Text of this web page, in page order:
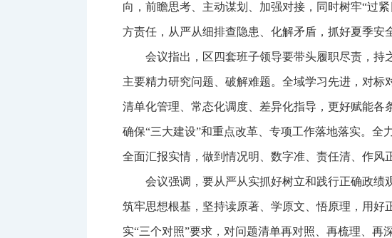
向，前瞻思考、主动谋划、加强对接，同时树牢“过
方责任，从严从细排查隐患、化解矛盾，抓好夏季安
会议指出，区四套班子领导要带头履职尽责，
主要精力研究问题、破解难题。全域学习先进，对
清单化管理、常态化调度、差异化指导，更好赋能各
确保“三大建设”和重点改革、专项工作落地落实。全
全面汇报实情，做到情况明、数字准、责任清、作风
会议强调，要从严从实抓好树立和践行正确政绩
筑牢思想根基，坚持读原著、学原文、悟原理，用
实“三个对照”要求，对问题清单再对照、再梳理、